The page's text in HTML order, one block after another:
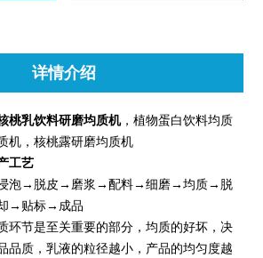
详情介绍
桃乳饮料研磨均质机，植物蛋白饮料均质
机，核桃露研磨均质机
工艺
泡→脱皮→磨浆→配料→细磨→均质→脱
→贴标→成品
环节是至关重要的部分，均质的好坏，决
品质，乳液的粒径越小，产品的均匀度越